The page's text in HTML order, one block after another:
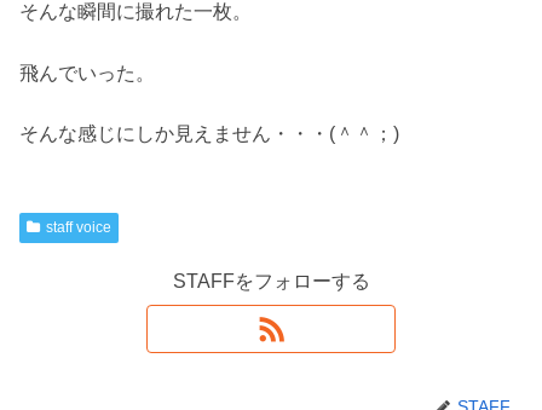
そんな瞬間に撮れた一枚。
飛んでいった。
そんな感じにしか見えません・・・(＾＾；)
staff voice
STAFFをフォローする